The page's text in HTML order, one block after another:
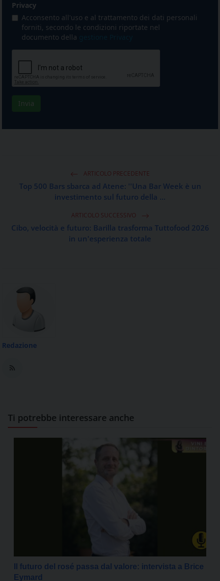
ARTICOLO PRECEDENTE
Top 500 Bars sbarca ad Atene: ''Una Bar Week è un
investimento sul futuro della ...
ARTICOLO SUCCESSIVO
Cibo, velocità e futuro: Barilla trasforma Tuttofood 2026
in un'esperienza totale
Redazione
Ti potrebbe interessare anche
Il futuro del rosé passa dal valore: intervista a Brice
Eymard